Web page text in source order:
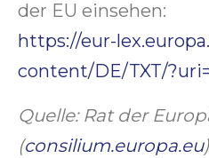
der EU einsehen:
https://eur-
content/DE/TXT/
Quelle: Rat der
(consilium.europa.eu